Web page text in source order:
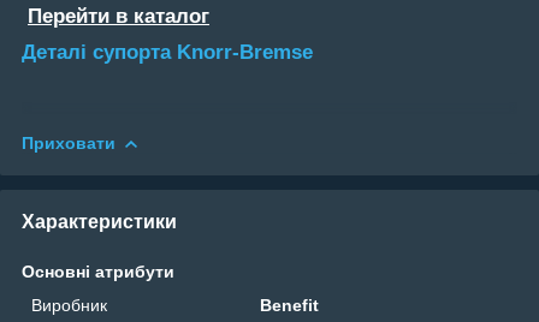
Перейти в каталог
Деталі супорта Knorr-Bremse
Приховати
Характеристики
Основні атрибути
Виробник
Benefit